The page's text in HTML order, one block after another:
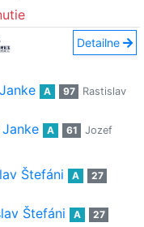
Detailne
A 97
Rastislav
A 61
Jozef
Štefáni A
27
Štefáni A
27